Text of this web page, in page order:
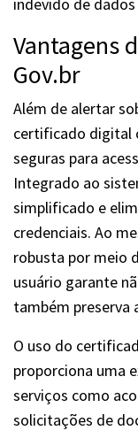
Vantagens
Gov.br
Além de alertar
certificado digital
seguras para
Integrado ao
simplificado e
credenciais. Ao
robusta por meio
usuário garante
também preserva
O uso do
proporciona uma
serviços como
solicitações de